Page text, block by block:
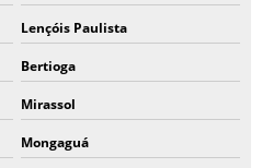
Lençóis Paulista
Bertioga
Mirassol
Mongaguá